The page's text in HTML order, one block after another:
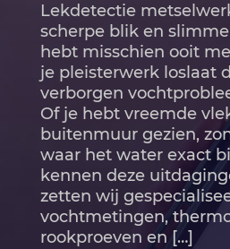
Lekdetectie
scherpe blik en
hebt misschien ooit
je pleisterwerk loslaat
verborgen
Of je hebt vreemde
buitenmuur gezien,
waar het water exact
kennen deze
zetten wij
vochtmetingen,
rookproeven en […]